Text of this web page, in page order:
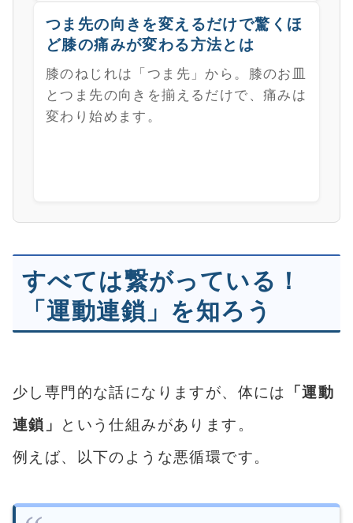
つま先の向きを変えるだけで驚くほ
ど膝の痛みが変わる方法とは
膝のねじれは「つま先」から。膝のお皿
とつま先の向きを揃えるだけで、痛みは
変わり始めます。
すべては繋がっている！
「運動連鎖」を知ろう
少し専門的な話になりますが、体には
「運動
連鎖」
という仕組みがあります。
例えば、以下のような悪循環です。